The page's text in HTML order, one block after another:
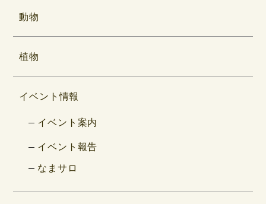
動物
植物
イベント情報
イベント案内
イベント報告
なまサロ